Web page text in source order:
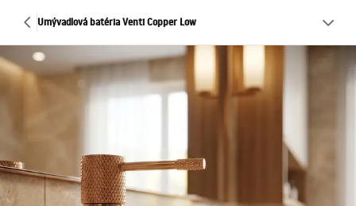
Umývadlová batéria Venti Copper Low